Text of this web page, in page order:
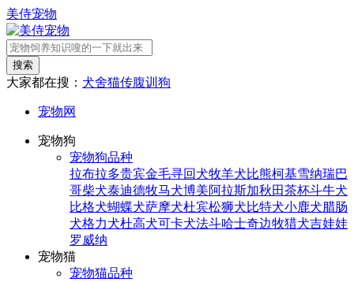
美侍宠物
搜索
大家都在搜： 犬舍猫传腹训狗
宠物网
宠物狗
宠物狗品种
拉布拉多贵宾金毛寻回犬牧羊犬比熊柯基雪纳瑞巴
哥柴犬泰迪德牧马犬博美阿拉斯加秋田茶杯斗牛犬
比格犬蝴蝶犬萨摩犬杜宾松狮犬比特犬小鹿犬腊肠
犬格力犬杜高犬可卡犬法斗哈士奇边牧猎犬吉娃娃
罗威纳
宠物猫
宠物猫品种